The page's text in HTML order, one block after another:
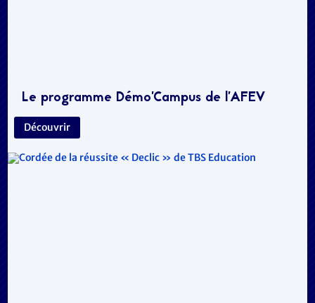
Le programme Démo’Campus de l’AFEV
Découvrir